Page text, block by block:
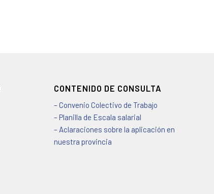
CONTENIDO DE CONSULTA
– Convenio Colectivo de Trabajo
– Planilla de Escala salarial
– Aclaraciones sobre la aplicación en
nuestra provincia